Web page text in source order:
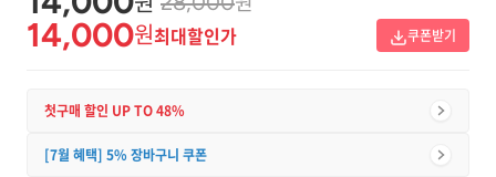
14,000원최대할인가 쿠폰받기
첫구매 할인 UP TO 48%
[7월 혜택] 5% 장바구니 쿠폰